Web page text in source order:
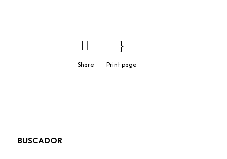
Share Print page
BUSCADOR